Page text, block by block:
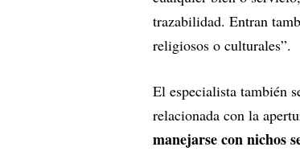
trazabilidad. Entran
religiosos o culturales”.
El especialista también
relacionada con la
manejarse con nichos